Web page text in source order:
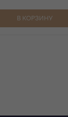
В КОРЗИНУ